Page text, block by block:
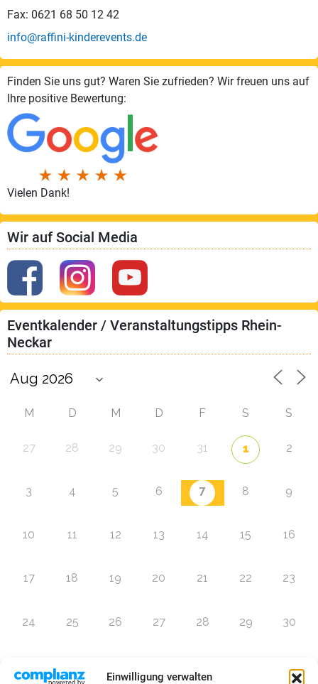
Einwilligung verwalten
Fax: 0621 68 50 12 42
info@raffini-kinderevents.de
Finden Sie uns gut? Waren Sie zufrieden? Wir freuen uns auf
Ihre positive Bewertung:
Vielen Dank!
Wir auf Social Media
Eventkalender / Veranstaltungstipps Rhein-
Neckar
M D M D F S S
27 28 29 30 31 1 2
3 4 5 6 7 8 9
10 11 12 13 14 15 16
17 18 19 20 21 22 23
24 25 26 27 28 29 30